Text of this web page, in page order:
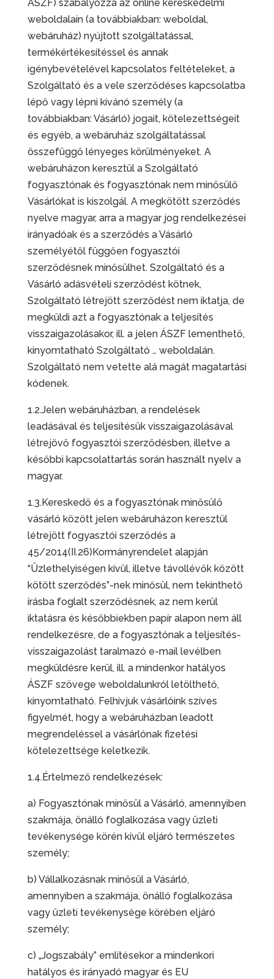
ÁSZF) szabályozza az online kereskedelmi
weboldalain (a továbbiakban: weboldal,
webáruház) nyújtott szolgáltatással,
termékértékesítéssel és annak
igénybevételével kapcsolatos feltételeket, a
Szolgáltató és a vele szerződéses kapcsolatba
lépő vagy lépni kívánó személy (a
továbbiakban: Vásárló) jogait, kötelezettségeit
és egyéb, a webáruház szolgáltatással
összefüggő lényeges körülményeket. A
webáruházon keresztül a Szolgáltató
fogyasztónak és fogyasztónak nem minősülő
Vásárlókat is kiszolgál. A megkötött szerződés
nyelve magyar, arra a magyar jog rendelkezései
irányadóak és a szerződés a Vásárló
személyétől függően fogyasztói
szerződésnek minősülhet. Szolgáltató és a
Vásárló adásvételi szerződést kötnek,
Szolgáltató létrejött szerződést nem iktatja, de
megküldi azt a fogyasztónak a teljesítés
visszaigazolásakor, ill. a jelen ÁSZF lementhető,
kinyomtatható Szolgáltató … weboldalán.
Szolgáltató nem vetette alá magát magatartási
kódenek.
1.2.Jelen webáruházban, a rendelések
leadásával és teljesítésük visszaigazolásával
létrejövő fogyasztói szerződésben, illetve a
későbbi kapcsolattartás során használt nyelv a
magyar.
1.3.Kereskedő és a fogyasztónak minősülő
vásárló között jelen webáruházon keresztül
létrejött fogyasztói szerződés a
45/2014(II.26)Kormányrendelet alapján
“Üzlethelyiségen kívül, illetve távollévők között
kötött szerződés”-nek minősül, nem tekinthető
írásba foglalt szerződésnek, az nem kerül
iktatásra és későbbiekben papír alapon nem áll
rendelkezésre, de a fogyasztónak a teljesítés-
visszaigazolást taralmazó e-mail levélben
megküldésre kerül, ill. a mindenkor hatályos
ÁSZF szövege weboldalunkról letölthető,
kinyomtatható. Felhívjuk vásárlóink szíves
figyelmét, hogy a webáruházban leadott
megrendeléssel a vásárlónak fizetési
kötelezettsége keletkezik.
1.4.Értelmező rendelkezések:
a) Fogyasztónak minősül a Vásárló, amennyiben
szakmája, önálló foglalkozása vagy üzleti
tevékenysége körén kívül eljáró természetes
személy;
b) Vállalkozásnak minősül a Vásárló,
amennyiben a szakmája, önálló foglalkozása
vagy üzleti tevékenysége körében eljáró
személy;
c) „Jogszabály” említésekor a mindenkori
hatályos és irányadó magyar és EU